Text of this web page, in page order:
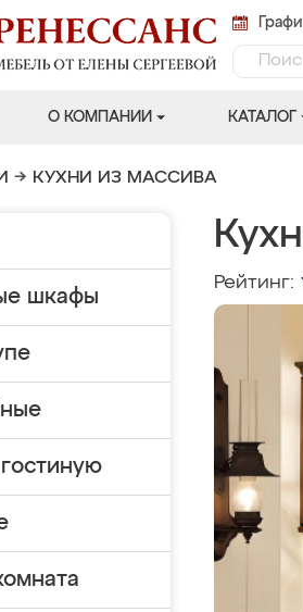
О КОМПАНИИ КАТАЛОГ
→ КУХНИ ИЗ МАССИВА
шкафы
Рейтинг: